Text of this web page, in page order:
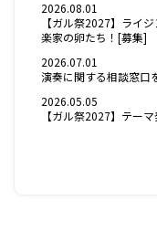
2026.08.01
【ガル祭2027】ライ
楽家の卵たち！[募集]
2026.07.01
演奏に関する相談窓口
2026.05.05
【ガル祭2027】テーマ